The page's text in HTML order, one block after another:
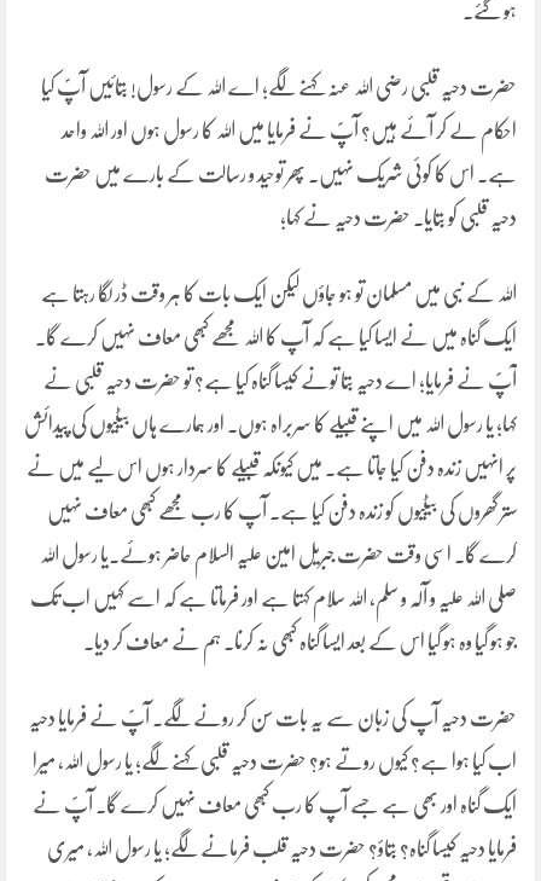
ہو گئے۔
حضرت دحیہ قلبی رضی اللہ عنہ کہنے لگے؛ اے اللہ کے رسول! بتائیں آپؐ کیا
احکام لے کر آئے ہیں؟ آپؐ نے فرمایا میں اللہ کا رسول ہوں اور اللہ واحد
ہے۔ اس کا کوئی شریک نہیں۔ پھر توحید و رسالت کے بارے میں حضرت
دحیہ قلبی کو بتایا۔ حضرت دحیہ نے کہا؛
اللہ کے نبی میں مسلمان تو ہو جاؤں لیکن ایک بات کا ہر وقت ڈر لگا رہتا ہے
ایک گناہ میں نے ایسا کیا ہے کہ آپ کا اللہ مجھے کبھی معاف نہیں کرے گا۔
آپؐ نے فرمایا؛ اے دحیہ بتا تونے کیسا گناہ کیا ہے؟ تو حضرت دحیہ قلبی نے
کہا؛ یا رسول اللہ میں اپنے قبیلے کا سربراہ ہوں۔ اور ہمارے ہاں بیٹیوں کی پیدائش
پر انہیں زندہ دفن کیا جاتا ہے۔ میں کیونکہ قبیلے کا سردار ہوں اس لیے میں نے
ستر گھروں کی بیٹیوں کو زندہ دفن کیا ہے۔ آپ کا رب مجھے کبھی معاف نہیں
کرے گا۔ اسی وقت حضرت جبریل امین علیہ السلام حاضر ہوئے۔یا رسول اللہ
صلی اللہ علیہ و آلہ و سلم، اللہ سلام کہتا ہے اور فرماتا ہے کہ اسے کہیں اب تک
جو ہو گیا وہ ہو گیا اس کے بعد ایسا گناہ کبھی نہ کرنا۔ ہم نے معاف کر دیا۔
حضرت دحیہ آپ کی زبان سے یہ بات سن کر رونے لگے۔ آپؐ نے فرمایا دحیہ
اب کیا ہوا ہے؟ کیوں روتے ہو؟ حضرت دحیہ قلبی کہنے لگے؛ یا رسول اللہ، میرا
ایک گناہ اور بھی ہے جسے آپ کا رب کبھی معاف نہیں کرے گا۔ آپؐ نے
فرمایا دحیہ کیسا گناہ؟ بتاؤ؟ حضرت دحیہ قلب فرمانے لگے؛ یا رسول اللہ، میری